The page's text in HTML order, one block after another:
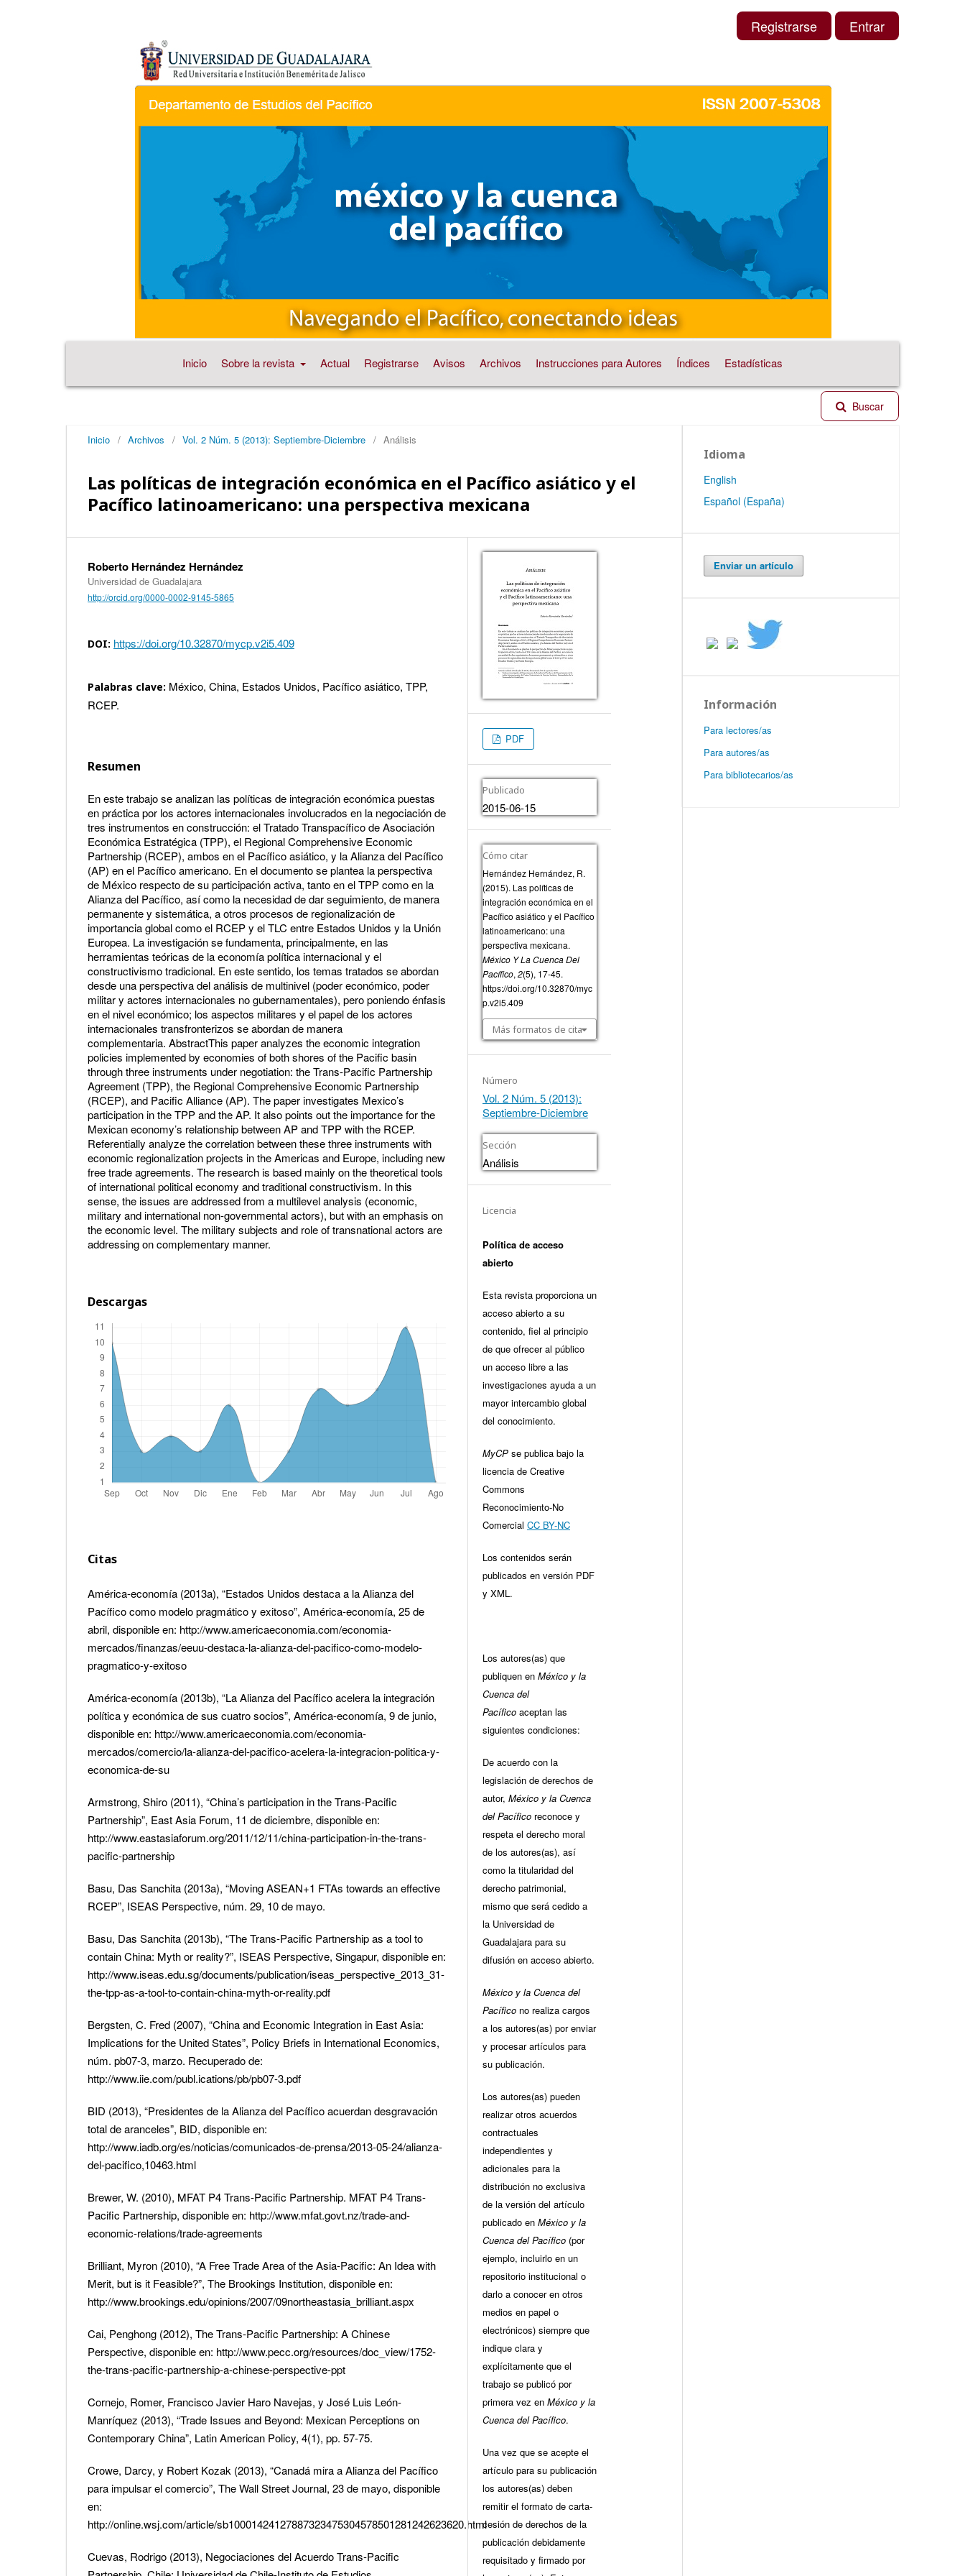
Inicio Sobre la revista Actual Registrarse Avisos Archivos Instrucciones para Autores Índices Estadísticas
Buscar
Registrarse Entrar
Inicio / Archivos / Vol. 2 Núm. 5 (2013): Septiembre-Diciembre / Análisis
Las políticas de integración económica en el Pacífico asiático y el
Pacífico latinoamericano: una perspectiva mexicana
Roberto Hernández Hernández
Universidad de Guadalajara
http://orcid.org/0000-0002-9145-5865
DOI: https://doi.org/10.32870/mycp.v2i5.409
Palabras clave: México, China, Estados Unidos, Pacífico asiático, TPP,
RCEP.
Resumen
En este trabajo se analizan las políticas de integración económica puestas
en práctica por los actores internacionales involucrados en la negociación de
tres instrumentos en construcción: el Tratado Transpacífico de Asociación
Económica Estratégica (TPP), el Regional Comprehensive Economic
Partnership (RCEP), ambos en el Pacífico asiático, y la Alianza del Pacífico
(AP) en el Pacífico americano. En el documento se plantea la perspectiva
de México respecto de su participación activa, tanto en el TPP como en la
Alianza del Pacífico, así como la necesidad de dar seguimiento, de manera
permanente y sistemática, a otros procesos de regionalización de
importancia global como el RCEP y el TLC entre Estados Unidos y la Unión
Europea. La investigación se fundamenta, principalmente, en las
herramientas teóricas de la economía política internacional y el
constructivismo tradicional. En este sentido, los temas tratados se abordan
desde una perspectiva del análisis de multinivel (poder económico, poder
militar y actores internacionales no gubernamentales), pero poniendo énfasis
en el nivel económico; los aspectos militares y el papel de los actores
internacionales transfronterizos se abordan de manera
complementaria. AbstractThis paper analyzes the economic integration
policies implemented by economies of both shores of the Pacific basin
through three instruments under negotiation: the Trans-Pacific Partnership
Agreement (TPP), the Regional Comprehensive Economic Partnership
(RCEP), and Pacific Alliance (AP). The paper investigates Mexico’s
participation in the TPP and the AP. It also points out the importance for the
Mexican economy’s relationship between AP and TPP with the RCEP.
Referentially analyze the correlation between these three instruments with
economic regionalization projects in the Americas and Europe, including new
free trade agreements. The research is based mainly on the theoretical tools
of international political economy and traditional constructivism. In this
sense, the issues are addressed from a multilevel analysis (economic,
military and international non-governmental actors), but with an emphasis on
the economic level. The military subjects and role of transnational actors are
addressing on complementary manner.
Descargas
Citas
América-economía (2013a), “Estados Unidos destaca a la Alianza del
Pacífico como modelo pragmático y exitoso”, América-economía, 25 de
abril, disponible en: http://www.americaeconomia.com/economia-
mercados/finanzas/eeuu-destaca-la-alianza-del-pacifico-como-modelo-
pragmatico-y-exitoso
América-economía (2013b), “La Alianza del Pacífico acelera la integración
política y económica de sus cuatro socios”, América-economía, 9 de junio,
disponible en: http://www.americaeconomia.com/economia-
mercados/comercio/la-alianza-del-pacifico-acelera-la-integracion-politica-y-
economica-de-su
Armstrong, Shiro (2011), “China’s participation in the Trans-Pacific
Partnership”, East Asia Forum, 11 de diciembre, disponible en:
http://www.eastasiaforum.org/2011/12/11/china-participation-in-the-trans-
pacific-partnership
Basu, Das Sanchita (2013a), “Moving ASEAN+1 FTAs towards an effective
RCEP”, ISEAS Perspective, núm. 29, 10 de mayo.
Basu, Das Sanchita (2013b), “The Trans-Pacific Partnership as a tool to
contain China: Myth or reality?”, ISEAS Perspective, Singapur, disponible en:
http://www.iseas.edu.sg/documents/publication/iseas_perspective_2013_31-
the-tpp-as-a-tool-to-contain-china-myth-or-reality.pdf
Bergsten, C. Fred (2007), “China and Economic Integration in East Asia:
Implications for the United States”, Policy Briefs in International Economics,
núm. pb07-3, marzo. Recuperado de:
http://www.iie.com/publ.ications/pb/pb07-3.pdf
BID (2013), “Presidentes de la Alianza del Pacífico acuerdan desgravación
total de aranceles”, BID, disponible en:
http://www.iadb.org/es/noticias/comunicados-de-prensa/2013-05-24/alianza-
del-pacifico,10463.html
Brewer, W. (2010), MFAT P4 Trans-Pacific Partnership. MFAT P4 Trans-
Pacific Partnership, disponible en: http://www.mfat.govt.nz/trade-and-
economic-relations/trade-agreements
Brilliant, Myron (2010), “A Free Trade Area of the Asia-Pacific: An Idea with
Merit, but is it Feasible?”, The Brookings Institution, disponible en:
http://www.brookings.edu/opinions/2007/09northeastasia_brilliant.aspx
Cai, Penghong (2012), The Trans-Pacific Partnership: A Chinese
Perspective, disponible en: http://www.pecc.org/resources/doc_view/1752-
the-trans-pacific-partnership-a-chinese-perspective-ppt
Cornejo, Romer, Francisco Javier Haro Navejas, y José Luis León-
Manríquez (2013), “Trade Issues and Beyond: Mexican Perceptions on
Contemporary China”, Latin American Policy, 4(1), pp. 57-75.
Crowe, Darcy, y Robert Kozak (2013), “Canadá mira a Alianza del Pacífico
para impulsar el comercio”, The Wall Street Journal, 23 de mayo, disponible
en:
http://online.wsj.com/article/sb10001424127887323475304578501281242623620.html
Cuevas, Rodrigo (2013), Negociaciones del Acuerdo Trans-Pacific
PDF
Publicado
2015-06-15
Cómo citar
Hernández Hernández, R.
(2015). Las políticas de
integración económica en el
Pacífico asiático y el Pacífico
latinoamericano: una
perspectiva mexicana.
México Y La Cuenca Del
Pacífico, 2(5), 17-45.
https://doi.org/10.32870/myc
p.v2i5.409
Más formatos de cita
Número
Vol. 2 Núm. 5 (2013):
Septiembre-Diciembre
Sección
Análisis
Licencia
Política de acceso
abierto
Esta revista proporciona un
acceso abierto a su
contenido, fiel al principio
de que ofrecer al público
un acceso libre a las
investigaciones ayuda a un
mayor intercambio global
del conocimiento.
MyCP se publica bajo la
licencia de Creative
Commons
Reconocimiento-No
Comercial CC BY-NC
Los contenidos serán
publicados en versión PDF
y XML.
Los autores(as) que
publiquen en México y la
Cuenca del
Pacífico aceptan las
siguientes condiciones:
De acuerdo con la
legislación de derechos de
autor, México y la Cuenca
del Pacífico reconoce y
respeta el derecho moral
de los autores(as), así
como la titularidad del
derecho patrimonial,
mismo que será cedido a
la Universidad de
Guadalajara para su
difusión en acceso abierto.
México y la Cuenca del
Pacífico no realiza cargos
a los autores(as) por enviar
y procesar artículos para
su publicación.
Los autores(as) pueden
realizar otros acuerdos
contractuales
independientes y
adicionales para la
distribución no exclusiva
de la versión del artículo
publicado en México y la
Cuenca del Pacífico (por
ejemplo, incluirlo en un
repositorio institucional o
darlo a conocer en otros
medios en papel o
electrónicos) siempre que
indique clara y
explícitamente que el
trabajo se publicó por
primera vez en México y la
Cuenca del Pacífico.
Una vez que se acepte el
artículo para su publicación
los autores(as) deben
remitir el formato de carta-
cesión de derechos de la
publicación debidamente
requisitado y firmado por
Idioma
English
Español (España)
Enviar un artículo
Información
Para lectores/as
Para autores/as
Para bibliotecarios/as